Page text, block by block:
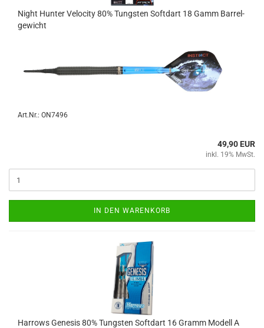
Night Hun­ter Ve­lo­ci­ty 80% Tungs­ten Softdart 18 Gamm Bar­rel­
ge­wicht
Art.Nr.: ON7496
49,90 EUR
inkl. 19% MwSt.
IN DEN WARENKORB
Har­rows Ge­ne­sis 80% Tungs­ten Softdart 16 Gramm Mo­dell A